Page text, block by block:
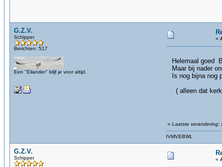
G.Z.V.
Schipper
Berichten: 517
Een "Eilander" blijf je voor altijd.
«
Helemaal goed
Maar bij nader
Is nog bijna nog
( alleen
« Laatste verandering:
IVMVEBWL
G.Z.V.
Schipper «